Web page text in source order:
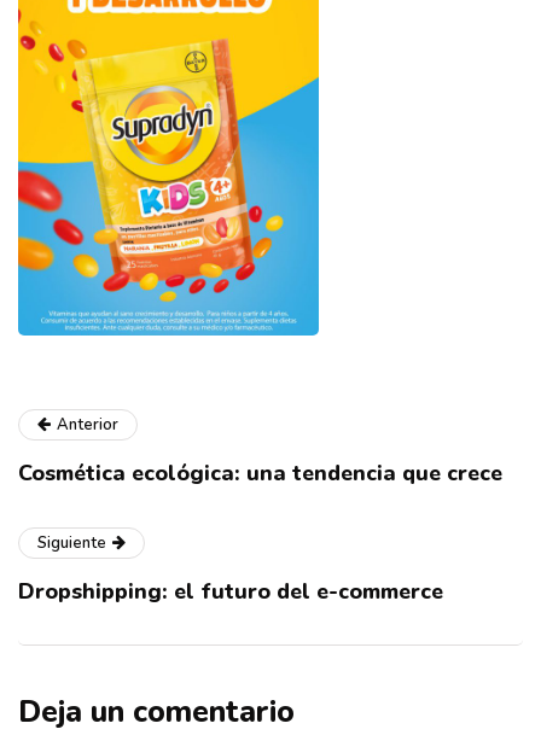
Anterior
Cosmética ecológica: una tendencia que crece
Siguiente
Dropshipping: el futuro del e-commerce
Deja un comentario